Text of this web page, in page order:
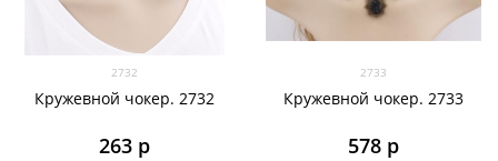
2732
Кружевной чокер. 2732
263 р
2733
Кружевной чокер. 2733
578 р